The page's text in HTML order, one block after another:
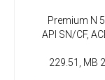
Premium N
API SN/CF,
229.51, MB